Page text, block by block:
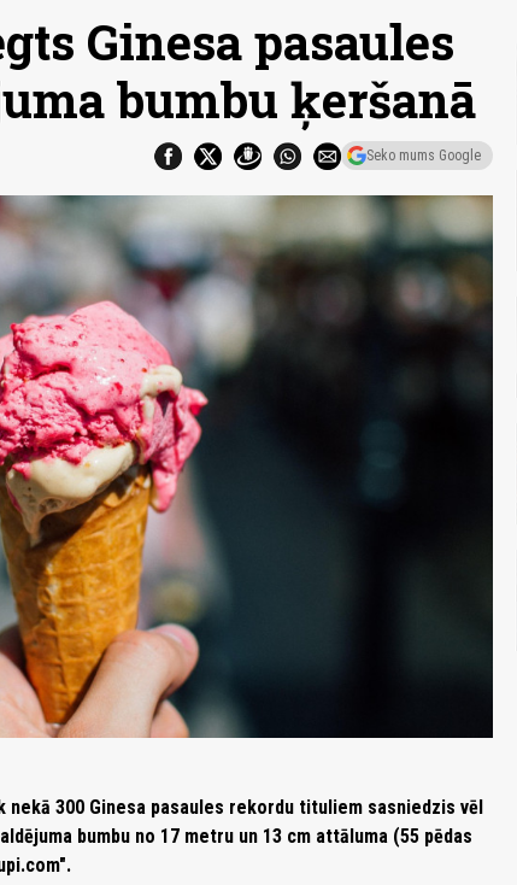
Ginesa pasaules
bumbu ķeršanā
Seko mums Google
nekā 300 Ginesa pasaules rekordu tituliem sasniedzis vēl
bumbu no 17 metru un 13 cm attāluma (55 pēdas